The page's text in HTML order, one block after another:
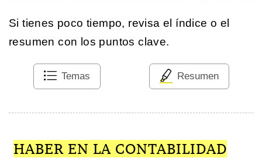
Si tienes poco tiempo, revisa el índice o el
resumen con los puntos clave.
Temas Resumen
HABER EN LA CONTABILIDAD